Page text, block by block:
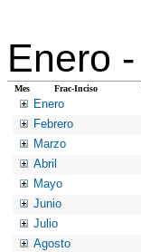
Enero -
Mes Frac-Inciso
Enero
Febrero
Marzo
Abril
Mayo
Junio
Julio
Agosto